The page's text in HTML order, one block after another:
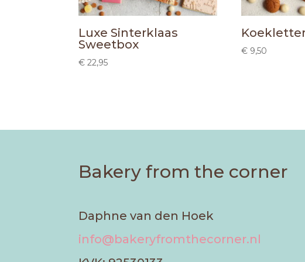
Luxe Sinterklaas
Sweetbox
€ 22,95
€ 9,50
Bakery from the corner
Daphne van den Hoek
info@bakeryfromthecorner.nl